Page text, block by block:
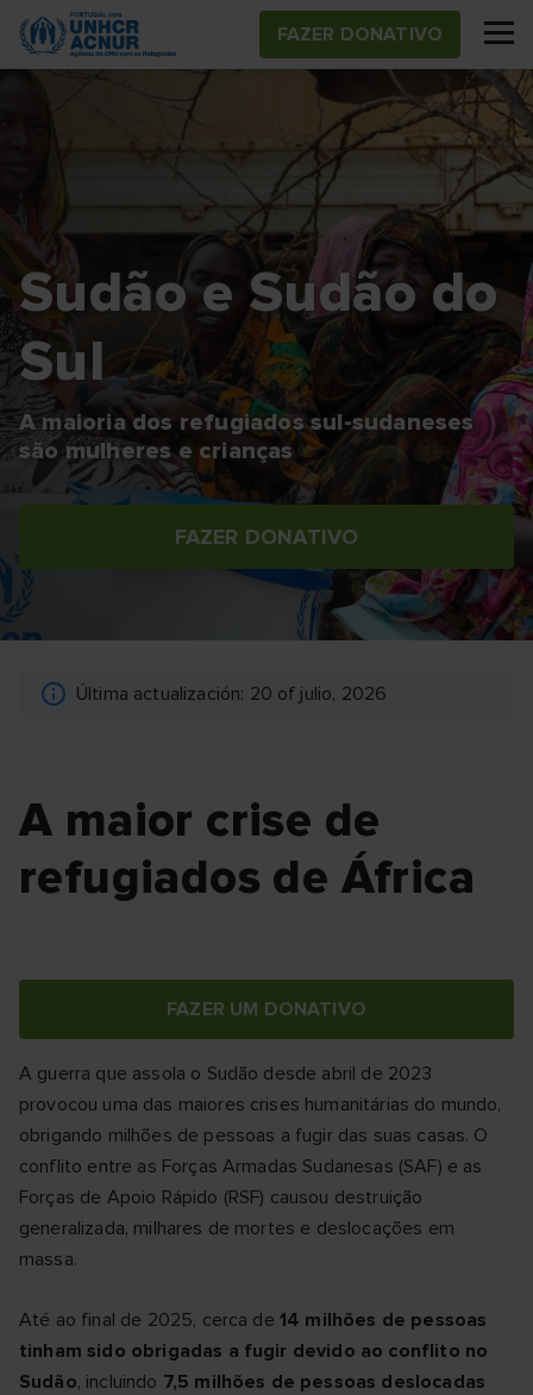
Skip
main
FAZER DONATIVO
Sudão e Sudão do
Sul
A maioria dos refugiados sul-sudaneses
são mulheres e crianças
FAZER DONATIVO
Última actualización: 20 of julio, 2026
A maior crise de
refugiados de África
FAZER UM DONATIVO
A guerra que assola o Sudão desde abril de 2023
provocou uma das maiores crises humanitárias do mundo,
obrigando milhões de pessoas a fugir das suas casas. O
conflito entre as Forças Armadas Sudanesas (SAF) e as
Forças de Apoio Rápido (RSF) causou destruição
generalizada, milhares de mortes e deslocações em
massa.
Até ao final de 2025, cerca de 14 milhões de pessoas
tinham sido obrigadas a fugir devido ao conflito no
Sudão, incluindo 7,5 milhões de pessoas deslocadas